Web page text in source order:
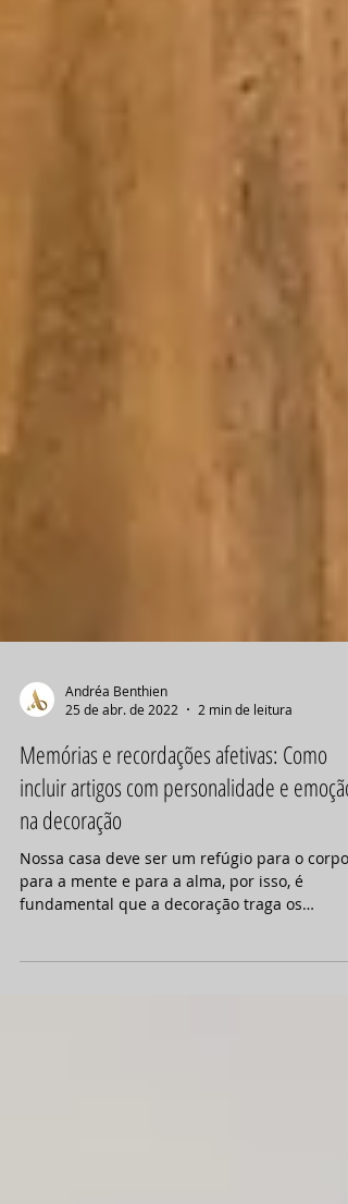
Andréa Benthien
25 de abr. de 2022
2 min de leitura
Memórias e recordações afetivas: Como
incluir artigos com personalidade e emoção
na decoração
para a mente e para a alma, por isso, é